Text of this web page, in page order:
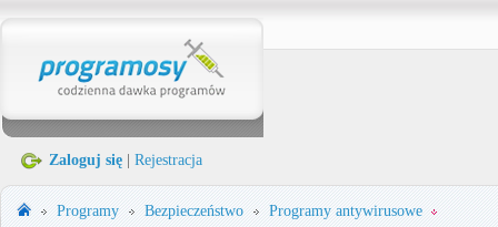
Zaloguj się Rejestracja
Programy Bezpieczeństwo Programy antywirusowe